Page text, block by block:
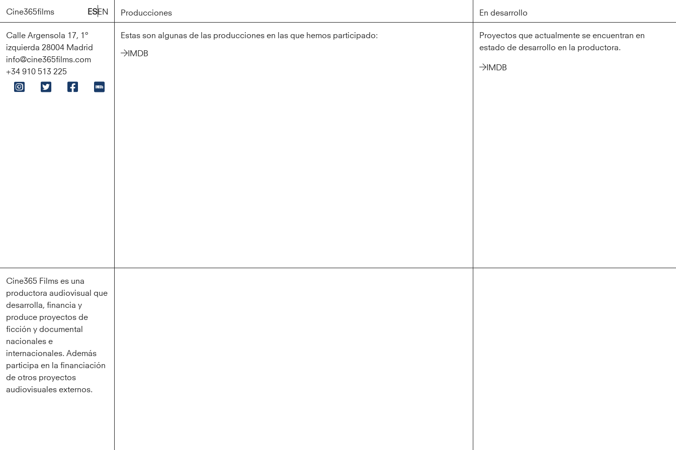
Cine365films ES EN Producciones En desarrollo
Cine365films ES EN
Calle Argensola 17, 1º
izquierda 28004 Madrid
info@cine365films.com
+34 910 513 225
Cine365 Films es una
productora audiovisual que
desarrolla, financia y
produce proyectos de
ficción y documental
nacionales e
internacionales. Además
participa en la financiación
de otros proyectos
audiovisuales externos.
Producciones
Estas son algunas de las producciones en las que hemos participado:
IMDB
En desarrollo
Proyectos que actualmente se encuentran en
estado de desarrollo en la productora.
IMDB